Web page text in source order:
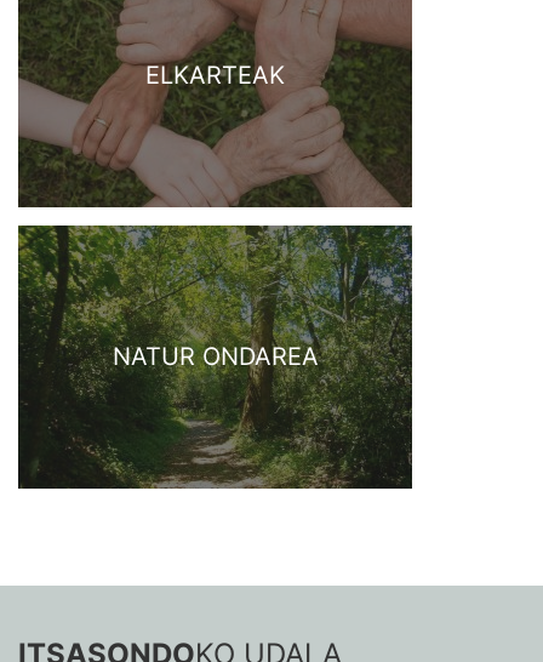
ELKARTEAK
NATUR ONDAREA
ITSASONDOKO UDALA